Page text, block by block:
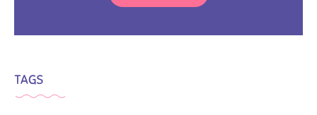
TAGS